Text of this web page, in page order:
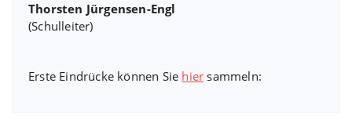
Thorsten Jürgensen-Engl
(Schulleiter)
Erste Eindrücke können Sie hier sammeln: